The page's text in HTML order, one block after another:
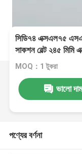
সিডি৭৪ এক্সএল৭৫
সাকশন বেল্ট ২৪৫ মিমি
MOQ：1 টুকরা
ভালো
পণ্যের বর্ণনা